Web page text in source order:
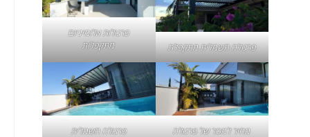
פרגולה חשמלית מתקפלת
פרגולות אלומיניום
מתקפלות
מחיר למטר של פרגולה
פרגולה חשמלית